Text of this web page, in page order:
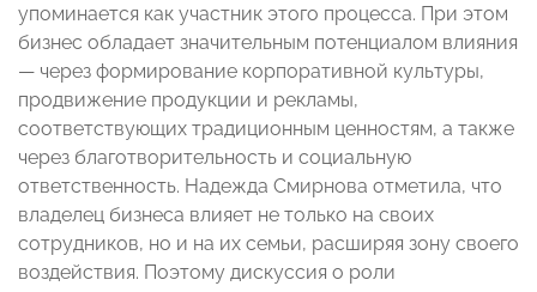
упоминается как участник этого процесса. При этом
бизнес обладает значительным потенциалом влияния
— через формирование корпоративной культуры,
продвижение продукции и рекламы,
соответствующих традиционным ценностям, а также
через благотворительность и социальную
ответственность. Надежда Смирнова отметила, что
владелец бизнеса влияет не только на своих
сотрудников, но и на их семьи, расширяя зону своего
воздействия. Поэтому дискуссия о роли